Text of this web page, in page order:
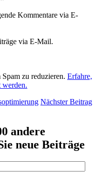
Kommentare via E-
via E-Mail.
zu reduzieren. Erfahre,
werden.
Nächster Beitrag
andere
neue Beiträge